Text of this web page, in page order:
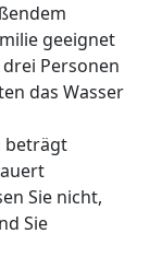
geeignet
Personen
das Wasser
beträgt
Sie nicht,
Sie